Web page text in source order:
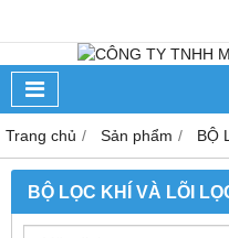
Trang chủ Sản phẩm BỘ
BỘ LỌC KHÍ VÀ LÕI